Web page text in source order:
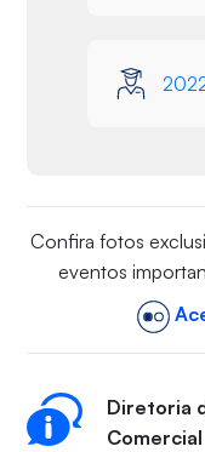
Confira fotos
eventos
Diretoria
Comercial